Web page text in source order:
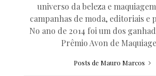
universo da beleza e
campanhas de moda, editoriais e
No ano de 2014 foi um dos
Prêmio Avon de
Posts de Mauro Marcos